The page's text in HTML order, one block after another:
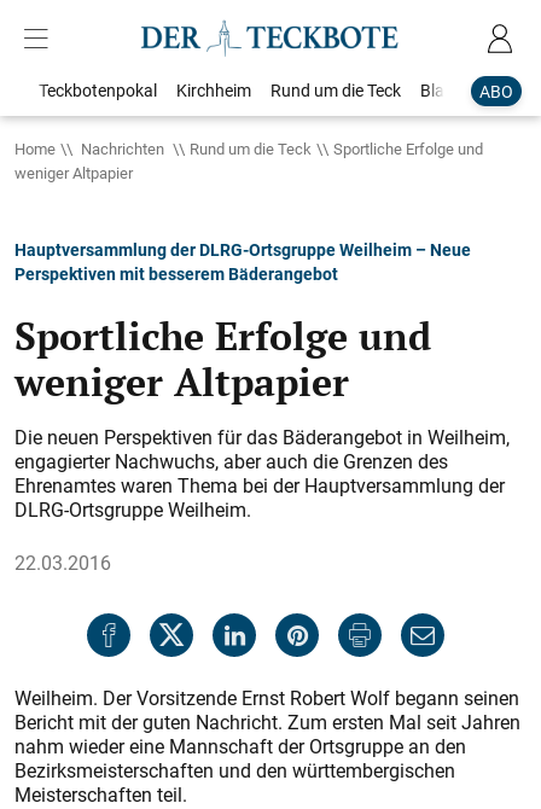
ABO
Teckbotenpokal Kirchheim Rund um die Teck Blaulicht
Home Nachrichten Rund um die Teck
Sportliche Erfolge und
weniger Altpapier
Hauptversammlung der DLRG-Ortsgruppe Weilheim – Neue
Perspektiven mit besserem Bäderangebot
Sportliche Erfolge und
weniger Altpapier
Die neuen Perspektiven für das Bäderangebot in Weilheim,
engagierter Nachwuchs, aber auch die Grenzen des
Ehrenamtes waren Thema bei der Haupt­versammlung der
DLRG-Ortsgruppe Weilheim.
22.03.2016
Weilheim. Der Vorsitzende Ernst Robert Wolf begann seinen
Bericht mit der guten Nachricht. Zum ersten Mal seit Jahren
nahm wieder eine Mannschaft der Ortsgruppe an den
Bezirksmeisterschaften und den württembergischen
Meisterschaften teil.